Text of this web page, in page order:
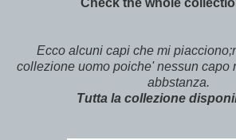
Ecco alcuni capi che mi
collezione uomo poiche' nessun capo
abbstanza.
Tutta la collezione